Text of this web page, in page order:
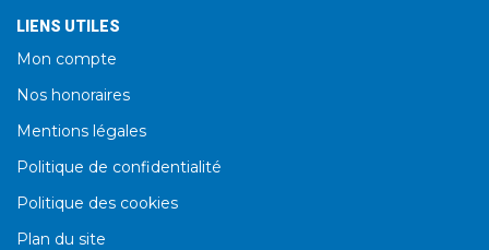
LIENS UTILES
Mon compte
Nos honoraires
Mentions légales
Politique de confidentialité
Politique des cookies
Plan du site